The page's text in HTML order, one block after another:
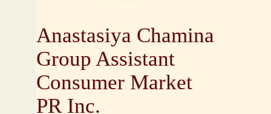
Anastasiya Chamina
Group Assistant
Consumer Market
PR Inc.